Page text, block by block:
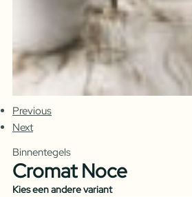
Previous
Next
Binnentegels
Cromat Noce
Kies een andere variant